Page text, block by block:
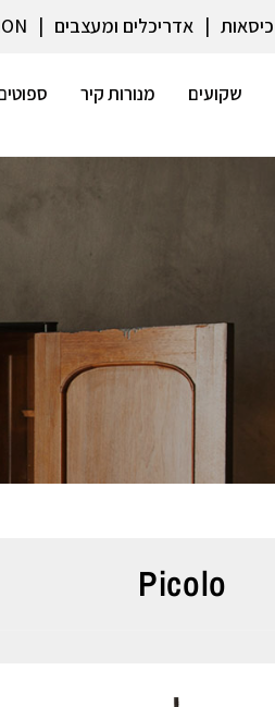
כיסאות אדריכלים ומעצבים
שקועים מנורות קיר
Picolo